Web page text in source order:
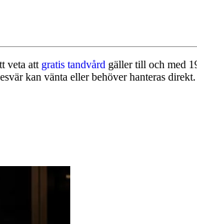
veta att gratis tandvård gäller till och med
kan vänta eller behöver hanteras direkt.